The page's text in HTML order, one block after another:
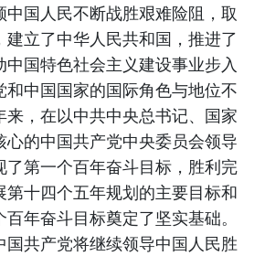
国人民不断战胜艰难险阻，取
立了中华人民共和国，推进了
国特色社会主义建设事业步入
和中国国家的国际角色与地位不
来，在以中共中央总书记、国家
心的中国共产党中央委员会领导
了第一个百年奋斗目标，胜利完
第十四个五年规划的主要目标和
年奋斗目标奠定了坚实基础。
国共产党将继续领导中国人民胜